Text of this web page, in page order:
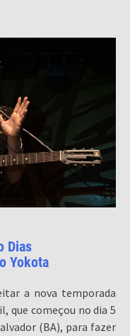
Dias
Yokota
a nova temporada
que começou no dia 5
(BA), para fazer